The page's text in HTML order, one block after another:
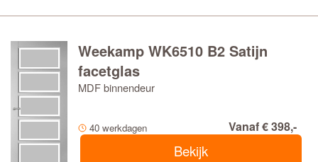
Weekamp WK6510 B2 Satijn
facetglas
MDF binnendeur
40 werkdagen Vanaf € 398,-
Bekijk